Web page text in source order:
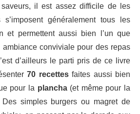
il est assez difficile de les
s’imposent généralement tous les
et permettent aussi bien l’un que
ambiance conviviale pour des repas
d’ailleurs le parti pris de ce livre
70 recettesfaites aussi bien
pour la plancha(et même pour la
Des simples burgers ou magret de